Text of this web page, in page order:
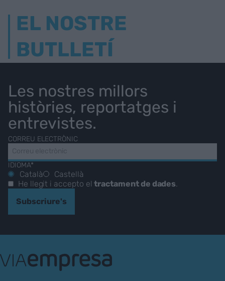
EL NOSTRE
BUTLLETÍ
Les nostres millors
històries, reportatges i
entrevistes.
CORREU ELECTRÒNIC
IDIOMA*
Català
Castellà
He llegit i accepto eltractament de dades.
Subscriure's